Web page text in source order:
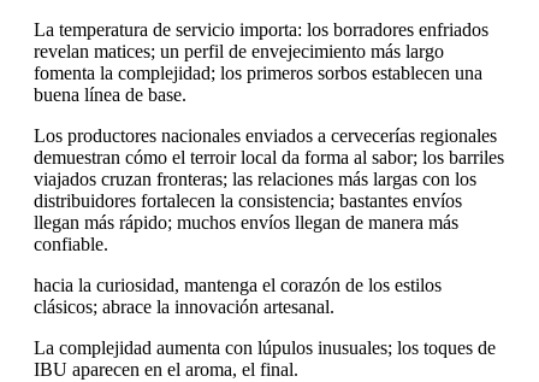
La temperatura de servicio importa: los borradores enfriados
revelan matices; un perfil de envejecimiento más largo
fomenta la complejidad; los primeros sorbos establecen una
buena línea de base.
Los productores nacionales enviados a cervecerías regionales
demuestran cómo el terroir local da forma al sabor; los barriles
viajados cruzan fronteras; las relaciones más largas con los
distribuidores fortalecen la consistencia; bastantes envíos
llegan más rápido; muchos envíos llegan de manera más
confiable.
hacia la curiosidad, mantenga el corazón de los estilos
clásicos; abrace la innovación artesanal.
La complejidad aumenta con lúpulos inusuales; los toques de
IBU aparecen en el aroma, el final.